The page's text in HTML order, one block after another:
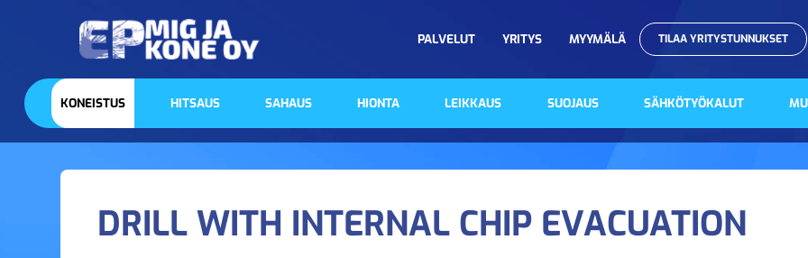
PALVELUT YRITYS MYYMÄLÄ TILAA YRITYSTUNNUKSET
KONEISTUS HITSAUS SAHAUS HIONTA LEIKKAUS SUOJAUS SÄHKÖTYÖKALUT
DRILL WITH INTERNAL CHIP EVACUATION